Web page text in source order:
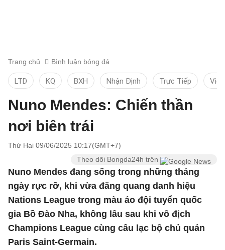
Trang chủ Bình luận bóng đá
LTD KQ BXH Nhận Định Trực Tiếp
Nuno Mendes: Chiến thần
nơi biên trái
Thứ Hai 09/06/2025 10:17(GMT+7)
Theo dõi Bongda24h trên
Nuno Mendes đang sống trong những tháng
ngày rực rỡ, khi vừa đăng quang danh hiệu
Nations League trong màu áo đội tuyển quốc
gia Bồ Đào Nha, không lâu sau khi vô địch
Champions League cùng câu lạc bộ chủ quản
Paris Saint-Germain.